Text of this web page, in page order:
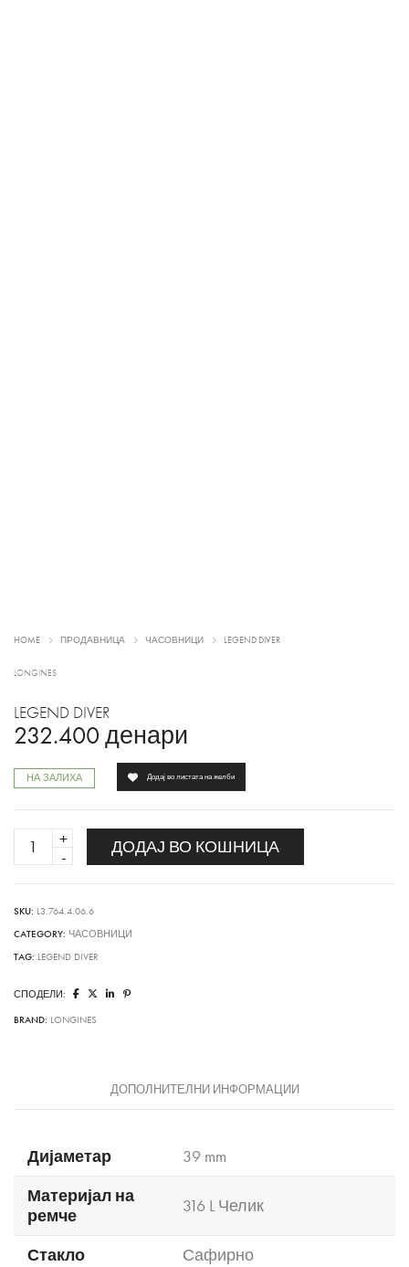
HOME ПРОДАВНИЦА ЧАСОВНИЦИ LEGEND DIVER
LONGINES
LEGEND DIVER
232.400 денари
НА ЗАЛИХА
LEGEND
DIVER
ДОДАЈ ВО КОШНИЦА
Додај во листата на желби
SKU: L3.764.4.06.6
CATEGORY: ЧАСОВНИЦИ
TAG: LEGEND DIVER
СПОДЕЛИ:
BRAND: LONGINES
ДОПОЛНИТЕЛНИ ИНФОРМАЦИИ
Дијаметар
39 mm
Материјал на
ремче
316 L Челик
Стакло
Сафирно